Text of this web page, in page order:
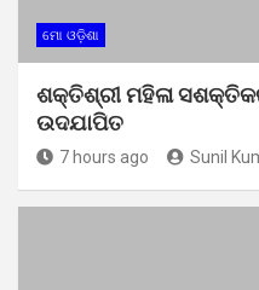
ମୋ ଓଡ଼ିଶା
ଶକ୍ତିଶ୍ରୀ ମହିଳା
ଉଦଯାପିତ
7 hours ago Sunil